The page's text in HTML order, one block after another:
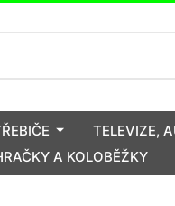
TELEVIZE,
A KOLOBĚŽKY